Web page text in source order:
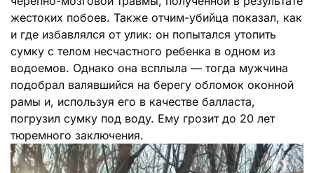
жестоких побоев. Также отчим-убийца показал, как
и где избавлялся от улик: он попытался утопить
сумку с телом несчастного ребенка в одном из
водоемов. Однако она всплыла — тогда мужчина
подобрал валявшийся на берегу обломок оконной
рамы и, используя его в качестве балласта,
погрузил сумку под воду. Ему грозит до 20 лет
тюремного заключения.